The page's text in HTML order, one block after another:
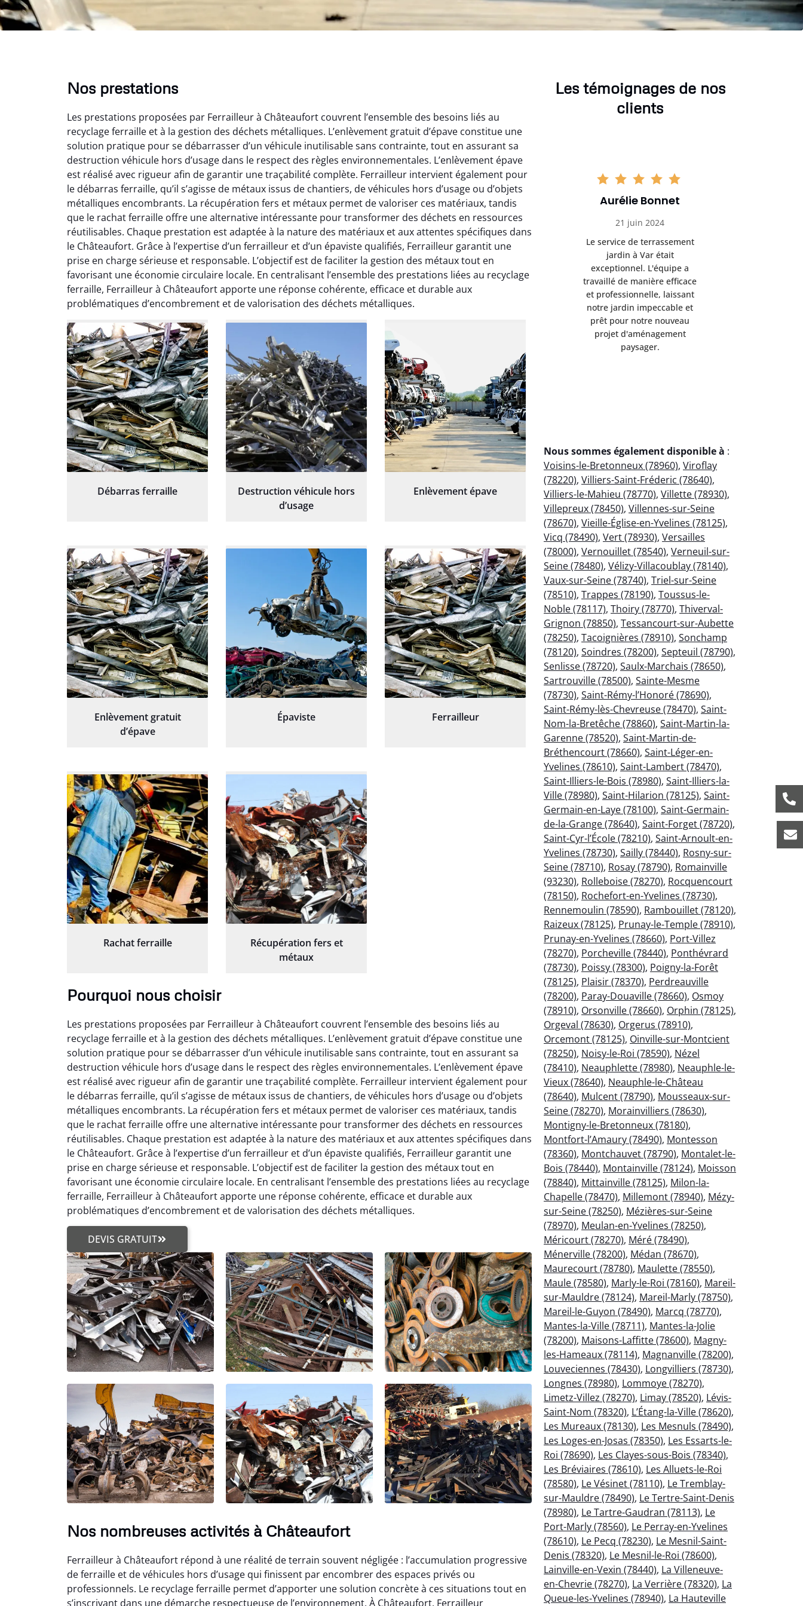
Nos prestations
Les prestations proposées par Ferrailleur à Châteaufort couvrent l’ensemble des besoins liés au
recyclage ferraille et à la gestion des déchets métalliques. L’enlèvement gratuit d’épave constitue une
solution pratique pour se débarrasser d’un véhicule inutilisable sans contrainte, tout en assurant sa
destruction véhicule hors d’usage dans le respect des règles environnementales. L’enlèvement épave
est réalisé avec rigueur afin de garantir une traçabilité complète. Ferrailleur intervient également pour
le débarras ferraille, qu’il s’agisse de métaux issus de chantiers, de véhicules hors d’usage ou d’objets
métalliques encombrants. La récupération fers et métaux permet de valoriser ces matériaux, tandis
que le rachat ferraille offre une alternative intéressante pour transformer des déchets en ressources
réutilisables. Chaque prestation est adaptée à la nature des matériaux et aux attentes spécifiques dans
le Châteaufort. Grâce à l’expertise d’un ferrailleur et d’un épaviste qualifiés, Ferrailleur garantit une
prise en charge sérieuse et responsable. L’objectif est de faciliter la gestion des métaux tout en
favorisant une économie circulaire locale. En centralisant l’ensemble des prestations liées au recyclage
ferraille, Ferrailleur à Châteaufort apporte une réponse cohérente, efficace et durable aux
problématiques d’encombrement et de valorisation des déchets métalliques.
Débarras ferraille
Destruction véhicule hors
d’usage
Enlèvement épave
Enlèvement gratuit
d’épave
Épaviste Ferrailleur
Rachat ferraille
Récupération fers et
métaux
Pourquoi nous choisir
Les prestations proposées par Ferrailleur à Châteaufort couvrent l’ensemble des besoins liés au
recyclage ferraille et à la gestion des déchets métalliques. L’enlèvement gratuit d’épave constitue une
solution pratique pour se débarrasser d’un véhicule inutilisable sans contrainte, tout en assurant sa
destruction véhicule hors d’usage dans le respect des règles environnementales. L’enlèvement épave
est réalisé avec rigueur afin de garantir une traçabilité complète. Ferrailleur intervient également pour
le débarras ferraille, qu’il s’agisse de métaux issus de chantiers, de véhicules hors d’usage ou d’objets
métalliques encombrants. La récupération fers et métaux permet de valoriser ces matériaux, tandis
que le rachat ferraille offre une alternative intéressante pour transformer des déchets en ressources
réutilisables. Chaque prestation est adaptée à la nature des matériaux et aux attentes spécifiques dans
le Châteaufort. Grâce à l’expertise d’un ferrailleur et d’un épaviste qualifiés, Ferrailleur garantit une
prise en charge sérieuse et responsable. L’objectif est de faciliter la gestion des métaux tout en
favorisant une économie circulaire locale. En centralisant l’ensemble des prestations liées au recyclage
ferraille, Ferrailleur à Châteaufort apporte une réponse cohérente, efficace et durable aux
problématiques d’encombrement et de valorisation des déchets métalliques.
DEVIS GRATUIT
Nos nombreuses activités à Châteaufort
Ferrailleur à Châteaufort répond à une réalité de terrain souvent négligée : l’accumulation progressive
de ferraille et de véhicules hors d’usage qui finissent par encombrer des espaces privés ou
professionnels. Le recyclage ferraille permet d’apporter une solution concrète à ces situations tout en
s’inscrivant dans une démarche respectueuse de l’environnement. À Châteaufort, Ferrailleur
Les témoignages de nos
clients
Aurélie Bonnet
21 juin 2024
Le service de terrassement
jardin à Var était
exceptionnel. L'équipe a
travaillé de manière efficace
et professionnelle, laissant
notre jardin impeccable et
prêt pour notre nouveau
projet d'aménagement
paysager.
Aurélie Bonnet
21 juin 2024
Le service de terrassement
jardin à Var était
exceptionnel. L'équipe a
travaillé de manière efficace
et professionnelle, laissant
notre jardin impeccable et
Aurélie Bonnet
21 juin 2024
Le service de terrassement
jardin à Var était
exceptionnel. L'équipe a
travaillé de manière efficace
et professionnelle, laissant
notre jardin impeccable et
prêt pour notre nouveau
projet d'aménagement
paysager.
Nous sommes également disponible à :
Voisins-le-Bretonneux (78960), Viroflay
(78220), Villiers-Saint-Fréderic (78640),
Villiers-le-Mahieu (78770), Villette (78930),
Villepreux (78450), Villennes-sur-Seine
(78670), Vieille-Église-en-Yvelines (78125),
Vicq (78490), Vert (78930), Versailles
(78000), Vernouillet (78540), Verneuil-sur-
Seine (78480), Vélizy-Villacoublay (78140),
Vaux-sur-Seine (78740), Triel-sur-Seine
(78510), Trappes (78190), Toussus-le-
Noble (78117), Thoiry (78770), Thiverval-
Grignon (78850), Tessancourt-sur-Aubette
(78250), Tacoignières (78910), Sonchamp
(78120), Soindres (78200), Septeuil (78790),
Senlisse (78720), Saulx-Marchais (78650),
Sartrouville (78500), Sainte-Mesme
(78730), Saint-Rémy-l’Honoré (78690),
Saint-Rémy-lès-Chevreuse (78470), Saint-
Nom-la-Bretêche (78860), Saint-Martin-la-
Garenne (78520), Saint-Martin-de-
Bréthencourt (78660), Saint-Léger-en-
Yvelines (78610), Saint-Lambert (78470),
Saint-Illiers-le-Bois (78980), Saint-Illiers-la-
Ville (78980), Saint-Hilarion (78125), Saint-
Germain-en-Laye (78100), Saint-Germain-
de-la-Grange (78640), Saint-Forget (78720),
Saint-Cyr-l’École (78210), Saint-Arnoult-en-
Yvelines (78730), Sailly (78440), Rosny-sur-
Seine (78710), Rosay (78790), Romainville
(93230), Rolleboise (78270), Rocquencourt
(78150), Rochefort-en-Yvelines (78730),
Rennemoulin (78590), Rambouillet (78120),
Raizeux (78125), Prunay-le-Temple (78910),
Prunay-en-Yvelines (78660), Port-Villez
(78270), Porcheville (78440), Ponthévrard
(78730), Poissy (78300), Poigny-la-Forêt
(78125), Plaisir (78370), Perdreauville
(78200), Paray-Douaville (78660), Osmoy
(78910), Orsonville (78660), Orphin (78125),
Orgeval (78630), Orgerus (78910),
Orcemont (78125), Oinville-sur-Montcient
(78250), Noisy-le-Roi (78590), Nézel
(78410), Neauphlette (78980), Neauphle-le-
Vieux (78640), Neauphle-le-Château
(78640), Mulcent (78790), Mousseaux-sur-
Seine (78270), Morainvilliers (78630),
Montigny-le-Bretonneux (78180),
Montfort-l’Amaury (78490), Montesson
(78360), Montchauvet (78790), Montalet-le-
Bois (78440), Montainville (78124), Moisson
(78840), Mittainville (78125), Milon-la-
Chapelle (78470), Millemont (78940), Mézy-
sur-Seine (78250), Mézières-sur-Seine
(78970), Meulan-en-Yvelines (78250),
Méricourt (78270), Méré (78490),
Ménerville (78200), Médan (78670),
Maurecourt (78780), Maulette (78550),
Maule (78580), Marly-le-Roi (78160), Mareil-
sur-Mauldre (78124), Mareil-Marly (78750),
Mareil-le-Guyon (78490), Marcq (78770),
Mantes-la-Ville (78711), Mantes-la-Jolie
(78200), Maisons-Laffitte (78600), Magny-
les-Hameaux (78114), Magnanville (78200),
Louveciennes (78430), Longvilliers (78730),
Longnes (78980), Lommoye (78270),
Limetz-Villez (78270), Limay (78520), Lévis-
Saint-Nom (78320), L’Étang-la-Ville (78620),
Les Mureaux (78130), Les Mesnuls (78490),
Les Loges-en-Josas (78350), Les Essarts-le-
Roi (78690), Les Clayes-sous-Bois (78340),
Les Bréviaires (78610), Les Alluets-le-Roi
(78580), Le Vésinet (78110), Le Tremblay-
sur-Mauldre (78490), Le Tertre-Saint-Denis
(78980), Le Tartre-Gaudran (78113), Le
Port-Marly (78560), Le Perray-en-Yvelines
(78610), Le Pecq (78230), Le Mesnil-Saint-
Denis (78320), Le Mesnil-le-Roi (78600),
Lainville-en-Vexin (78440), La Villeneuve-
en-Chevrie (78270), La Verrière (78320), La
Queue-les-Yvelines (78940), La Hauteville